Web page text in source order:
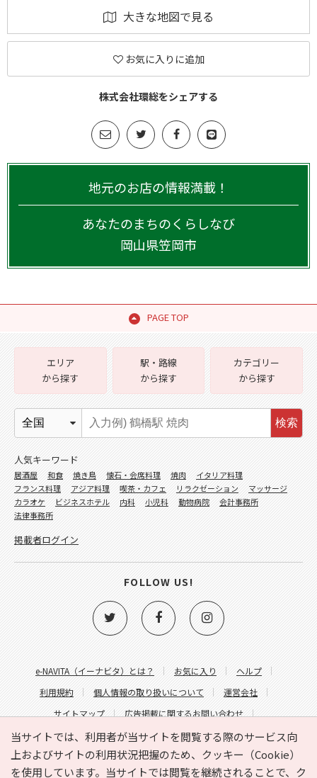
大きな地図で見る
お気に入りに追加
株式会社環総をシェアする
地元のお店の情報満載！
あなたのまちのくらしなび
岡山県笠岡市
PAGE TOP
当サイトでは、利用者が当サイトを閲覧する際のサービス向
上およびサイトの利用状況把握のため、クッキー（Cookie）
を使用しています。当サイトでは閲覧を継続されることで、ク
e-NAVITA（イーナビタ）とは？ お気に入り
ヘルプ
利用規約
個人情報の取り扱いについて
運営会社
サイトマップ
広告掲載に関するお問い合わせ
サイトの内容に関するお問い合わせ
エリア
から探す
駅・路線
から探す
カテゴリー
から探す
検索
人気キーワード
居酒屋 和食 焼き鳥 懐石・会席料理 焼肉
イタリア料理
フランス料理
アジア料理 喫茶・カフェ リラクゼーション
マッサージ
カラオケ
ビジネスホテル 内科 小児科 動物病院
会計事務所
法律事務所
掲載者ログイン
FOLLOW US!